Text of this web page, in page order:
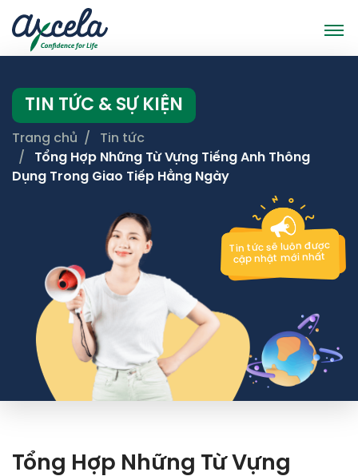
TIN TỨC & SỰ KIỆN
Trang chủ
Tin tức
Tổng Hợp Những Từ Vựng Tiếng Anh Thông
Dụng Trong Giao Tiếp Hằng Ngày
Tin tức sẽ luôn được
cập nhật mới nhất
Tổng Hợp Những Từ Vựng